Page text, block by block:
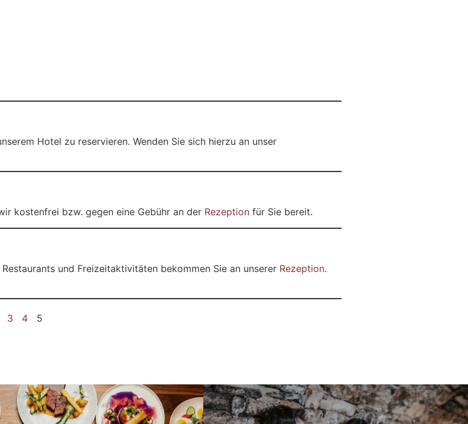
Hotel zu reservieren. Wenden Sie sich hierzu an unser
kostenfrei bzw. gegen eine Gebühr an der Rezeption für Sie bereit.
und Freizeitaktivitäten bekommen Sie an unserer Rezeption.
3 4 5